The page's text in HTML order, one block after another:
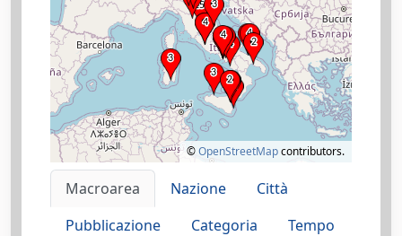
©OpenStreetMapcontributors.
Macroarea Nazione
Città
Pubblicazione
Categoria
Tempo